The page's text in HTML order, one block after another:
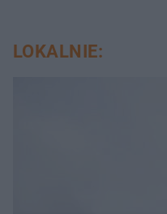
LOKALNIE: